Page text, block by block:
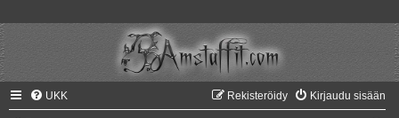
UKK Kirjaudu sisään
Rekisteröidy